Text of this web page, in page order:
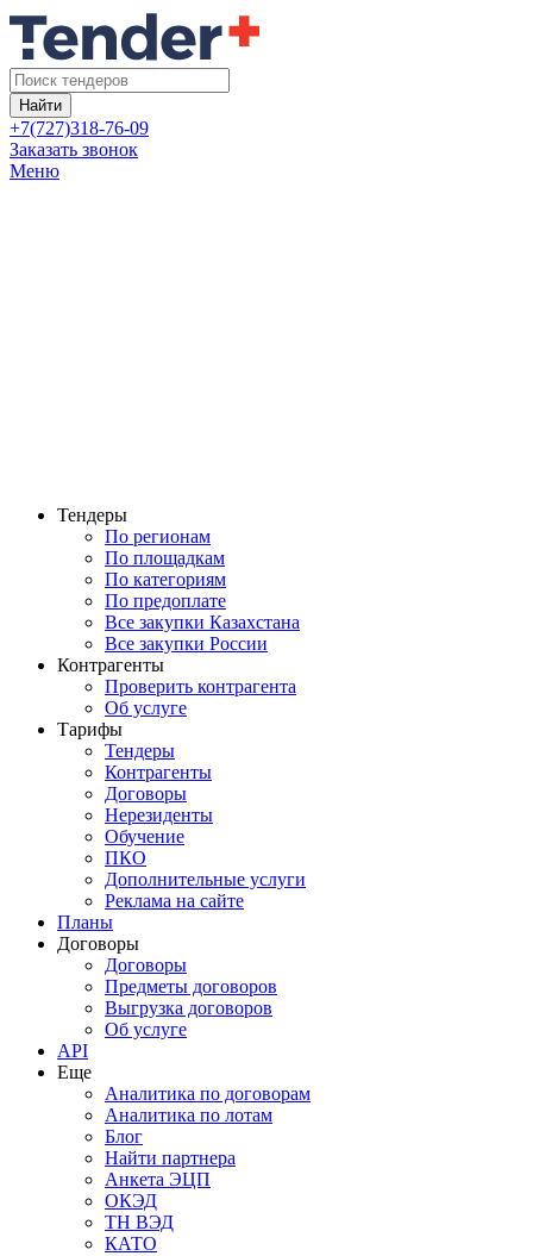
Найти
+7(727)318-76-09
Заказать звонок
Меню
Тендеры
По регионам
По площадкам
По категориям
По предоплате
Все закупки Казахстана
Все закупки России
Контрагенты
Проверить контрагента
Об услуге
Тарифы
Тендеры
Контрагенты
Договоры
Нерезиденты
Обучение
ПКО
Дополнительные услуги
Реклама на сайте
Планы
Договоры
Договоры
Предметы договоров
Выгрузка договоров
Об услуге
API
Еще
Аналитика по договорам
Аналитика по лотам
Блог
Найти партнера
Анкета ЭЦП
ОКЭД
ТН ВЭД
КАТО